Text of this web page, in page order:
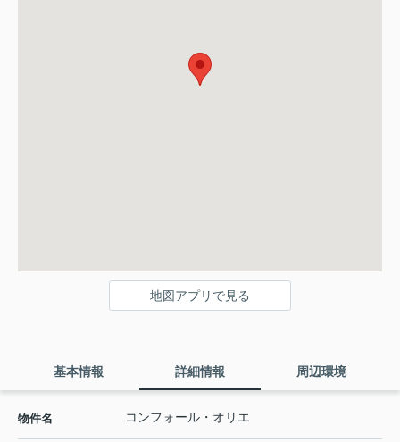
地図アプリで見る
基本情報 詳細情報 周辺環境
物件名 コンフォール・オリエ